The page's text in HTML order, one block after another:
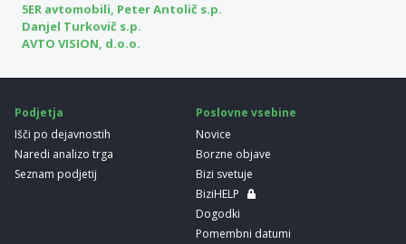
5ER avtomobili, Peter Antolič s.p.
Danjel Turkovič s.p.
AVTO VISION, d.o.o.
Podjetja
Išči po dejavnostih
Naredi analizo trga
Seznam podjetij
Poslovne vsebine
Novice
Borzne objave
Bizi svetuje
BiziHELP
Dogodki
Pomembni datumi